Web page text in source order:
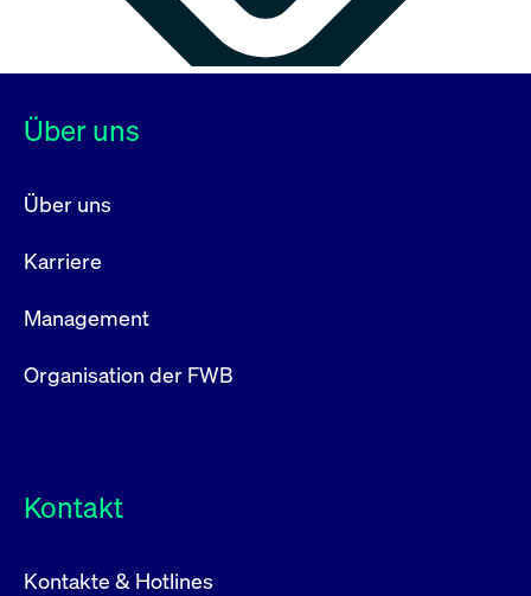
Über uns
Über uns
Karriere
Management
Organisation der FWB
Kontakt
Kontakte & Hotlines